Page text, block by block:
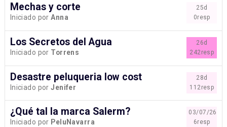
25d
0resp
Mechas y corte
Iniciado porAnna
26d
242resp
Los Secretos del Agua
Iniciado por Torrens
28d
112resp
Desastre peluqueria low cost
Iniciado porJenifer
03/07/26
6resp
¿Qué tal la marca Salerm?
Iniciado por PeluNavarra